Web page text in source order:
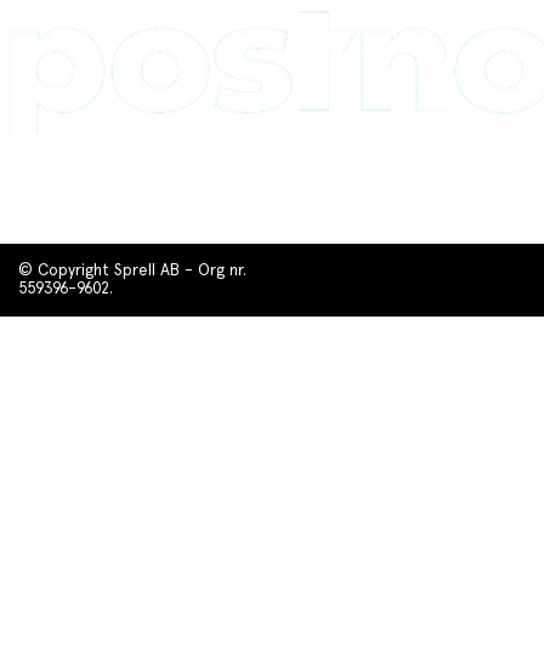
© Copyright Sprell AB - Org nr.
559396-9602.